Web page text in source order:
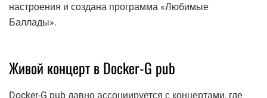
настроения и создана программа «Любимые
Баллады».
Живой концерт в Docker-G pub
Docker-G pub ​​давно ассоциируется с концертами, где